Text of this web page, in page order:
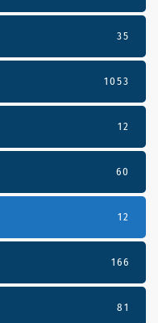
35
1053
12
60
12
166
81